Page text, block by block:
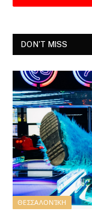
DON'T MISS
ΘΕΣΣΑΛΟΝΊΚΗ